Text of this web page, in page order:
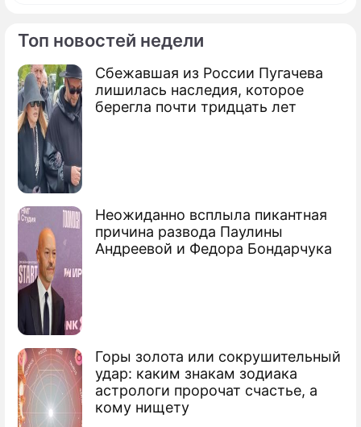
Топ новостей недели
Сбежавшая из России Пугачева
лишилась наследия, которое
берегла почти тридцать лет
Неожиданно всплыла пикантная
причина развода Паулины
Андреевой и Федора Бондарчука
Горы золота или сокрушительный
удар: каким знакам зодиака
астрологи пророчат счастье, а
кому нищету
По теме
Продолжение: В Бразилии
Фурсенко поменяет студентам
ориентацию
Бизнесу предлагают учить студентов
Путин увеличил зарплату академикам
Праздники